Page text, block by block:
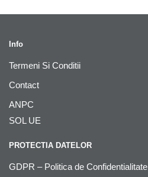
Info
Termeni Si Conditii
Contact
ANPC
SOL UE
PROTECTIA DATELOR
GDPR – Politica de Confidentialitate